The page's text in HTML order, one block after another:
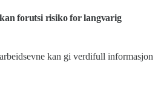
forutsi risiko for langvarig
kan gi verdifull informasjon